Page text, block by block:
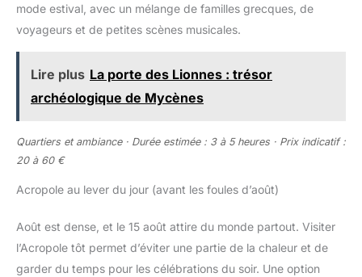
mode estival, avec un mélange de familles grecques, de
voyageurs et de petites scènes musicales.
Lire plus La porte des Lionnes : trésor
archéologique de Mycènes
Quartiers et ambiance · Durée estimée : 3 à 5 heures · Prix indicatif :
20 à 60 €
Acropole au lever du jour (avant les foules d’août)
Août est dense, et le 15 août attire du monde partout. Visiter
l’Acropole tôt permet d’éviter une partie de la chaleur et de
garder du temps pour les célébrations du soir. Une option